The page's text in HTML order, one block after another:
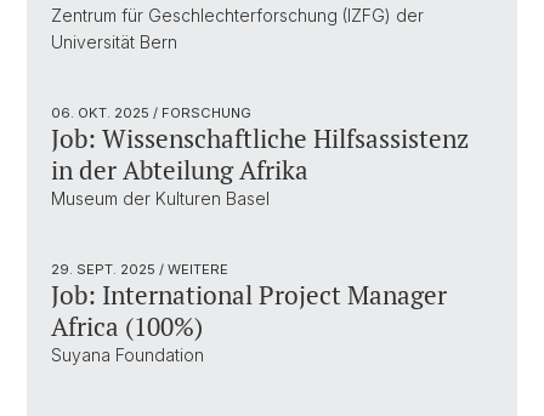
Zentrum für Geschlechterforschung (IZFG) der
Universität Bern
06. OKT. 2025 / FORSCHUNG
Job: Wissenschaftliche Hilfsassistenz
in der Abteilung Afrika
Museum der Kulturen Basel
29. SEPT. 2025 / WEITERE
Job: International Project Manager
Africa (100%)
Suyana Foundation